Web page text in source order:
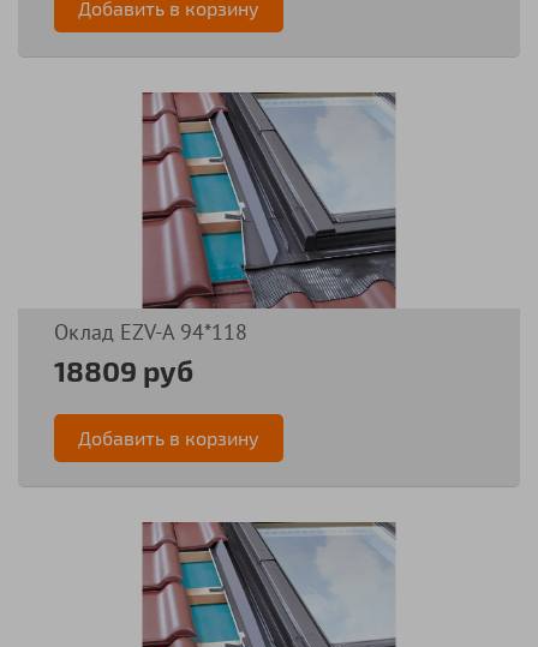
Добавить в корзину
Оклад EZV-А 94*118
18809 руб
Добавить в корзину